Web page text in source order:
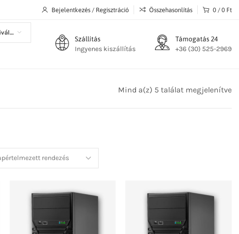
Bejelentkezés / Regisztráció Összehasonlítás 0 / 0 Ft
Kategória kiválasztása
Szállítás
Ingyenes kiszállítás
Támogatás 24
+36 (30) 525-2969
Mind a(z) 5 találat megjelenítve